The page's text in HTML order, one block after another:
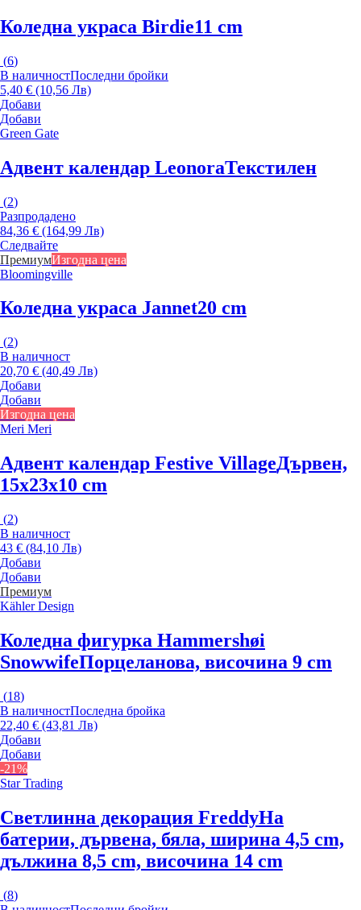
Коледна украса Birdie11 cm
(6)
В наличностПоследни бройки
5,40 € (10,56 Лв)
Добави
Добави
Green Gate
Адвент календар LeonoraТекстилен
(2)
Разпродадено
84,36 € (164,99 Лв)
Следвайте
ПремиумИзгодна цена
Bloomingville
Коледна украса Jannet20 cm
(2)
В наличност
20,70 € (40,49 Лв)
Добави
Добави
Изгодна цена
Meri Meri
Адвент календар Festive VillageДървен,
15x23x10 cm
(2)
В наличност
43 € (84,10 Лв)
Добави
Добави
Премиум
Kähler Design
Коледна фигурка Hammershøi
SnowwifeПорцеланова, височина 9 cm
(18)
В наличностПоследна бройка
22,40 € (43,81 Лв)
Добави
Добави
-21%
Star Trading
Светлинна декорация FreddyНа
батерии, дървена, бяла, ширина 4,5 cm,
дължина 8,5 cm, височина 14 cm
(8)